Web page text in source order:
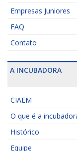
Empresas Juniores
FAQ
Contato
A INCUBADORA
CIAEM
O que é a
Histórico
Equipe